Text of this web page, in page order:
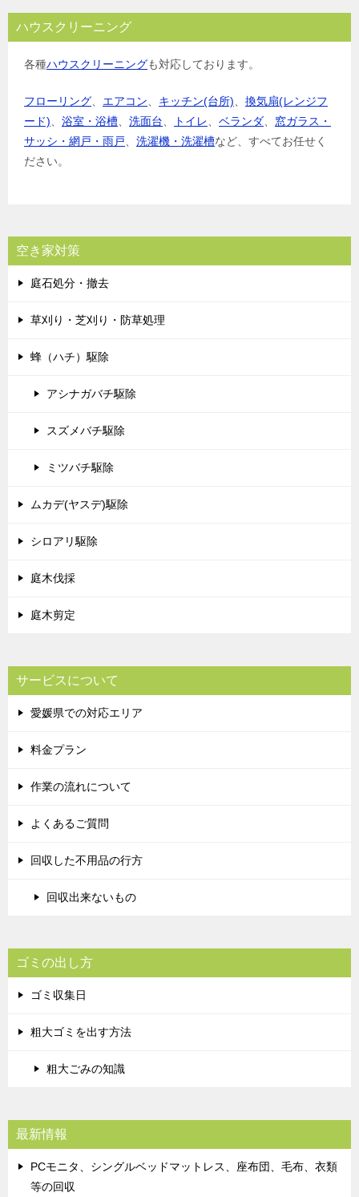
ハウスクリーニング
各種ハウスクリーニングも対応しております。
フローリング、 エアコン、 キッチン(台所)、 換気扇(レンジフ
ード)、 浴室・浴槽、 洗面台、 トイレ、 ベランダ、 窓ガラス・
サッシ・網戸・雨戸、 洗濯機・洗濯槽など、すべてお任せく
ださい。
空き家対策
庭石処分・撤去
草刈り・芝刈り・防草処理
蜂（ハチ）駆除
アシナガバチ駆除
スズメバチ駆除
ミツバチ駆除
ムカデ(ヤスデ)駆除
シロアリ駆除
庭木伐採
庭木剪定
サービスについて
愛媛県での対応エリア
料金プラン
作業の流れについて
よくあるご質問
回収した不用品の行方
回収出来ないもの
ゴミの出し方
ゴミ収集日
粗大ゴミを出す方法
粗大ごみの知識
最新情報
PCモニタ、シングルベッドマットレス、座布団、毛布、衣類
等の回収